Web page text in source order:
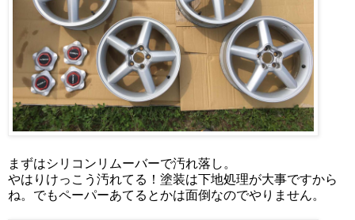
まずはシリコンリムーバーで汚れ落し。
やはりけっこう汚れてる！塗装は下地処理が大事ですから
ね。でもペーパーあてるとかは面倒なのでやりません。